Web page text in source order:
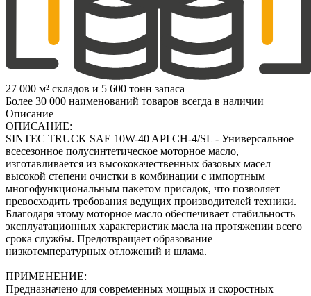
27 000 м² складов и 5 600 тонн запаса
Более 30 000 наименований товаров всегда в наличии
Описание
ОПИСАНИЕ:
SINTEC TRUCK SAE 10W-40 API CH-4/SL - Универсальное
всесезонное полусинтетическое моторное масло,
изготавливается из высококачественных базовых масел
высокой степени очистки в комбинации с импортным
многофункциональным пакетом присадок, что позволяет
превосходить требования ведущих производителей техники.
Благодаря этому моторное масло обеспечивает стабильность
эксплуатационных характеристик масла на протяжении всего
срока службы. Предотвращает образование
низкотемпературных отложений и шлама.
ПРИМЕНЕНИЕ:
Предназначено для современных мощных и скоростных